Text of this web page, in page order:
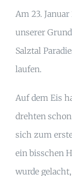
Am 23.
unserer
Salztal
laufen.
Auf dem Eis
drehten
sich zum
ein bisschen
wurde